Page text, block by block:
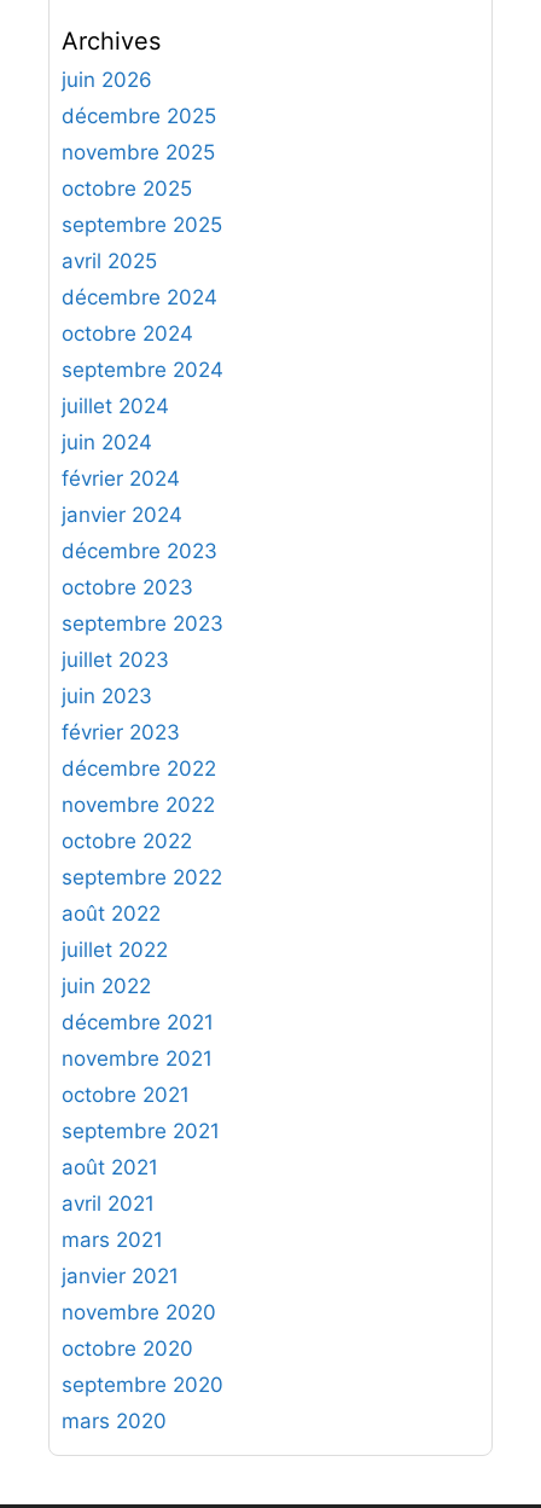
h
e
r
h
e
r
:
Archives
juin 2026
décembre 2025
novembre 2025
octobre 2025
septembre 2025
avril 2025
décembre 2024
octobre 2024
septembre 2024
juillet 2024
juin 2024
février 2024
janvier 2024
décembre 2023
octobre 2023
septembre 2023
juillet 2023
juin 2023
février 2023
décembre 2022
novembre 2022
octobre 2022
septembre 2022
août 2022
juillet 2022
juin 2022
décembre 2021
novembre 2021
octobre 2021
septembre 2021
août 2021
avril 2021
mars 2021
janvier 2021
novembre 2020
octobre 2020
septembre 2020
mars 2020